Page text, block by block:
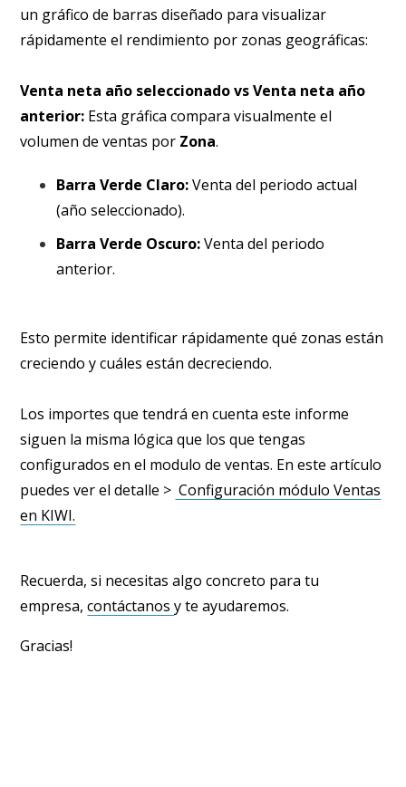
un gráfico de barras diseñado para visualizar
rápidamente el rendimiento por zonas geográficas:
Venta neta año seleccionado vs Venta neta año
anterior: Esta gráfica compara visualmente el
volumen de ventas por Zona.
Barra Verde Claro:Venta del periodo actual
(año seleccionado).
Barra Verde Oscuro:Venta del periodo
anterior.
Esto permite identificar rápidamente qué zonas están
creciendo y cuáles están decreciendo.
Los importes que tendrá en cuenta este informe
siguen la misma lógica que los que tengas
configurados en el modulo de ventas. En este artículo
puedes ver el detalle > Configuración módulo Ventas
en KIWI.
Recuerda, si necesitas algo concreto para tu
empresa,contáctanosy te ayudaremos.
Gracias!